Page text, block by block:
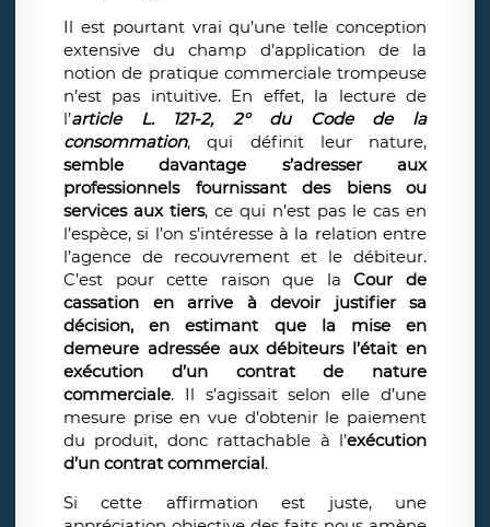
Il est pourtant vrai qu’une telle conception
extensive du champ d’application de la
notion de pratique commerciale trompeuse
n’est pas intuitive. En effet, la lecture de
l’article L. 121-2, 2° du Code de la
consommation, qui définit leur nature,
semble davantage s’adresser aux
professionnels fournissant des biens ou
services aux tiers, ce qui n’est pas le cas en
l’espèce, si l’on s’intéresse à la relation entre
l’agence de recouvrement et le débiteur.
C’est pour cette raison que laCour de
cassation en arrive à devoir justifier sa
décision, en estimant que la mise en
demeure adressée aux débiteurs l’était en
exécution d’un contrat de nature
commerciale. Il s’agissait selon elle d’une
mesure prise en vue d’obtenir le paiement
du produit, donc rattachable à l’exécution
d’un contrat commercial.
Si cette affirmation est juste, une